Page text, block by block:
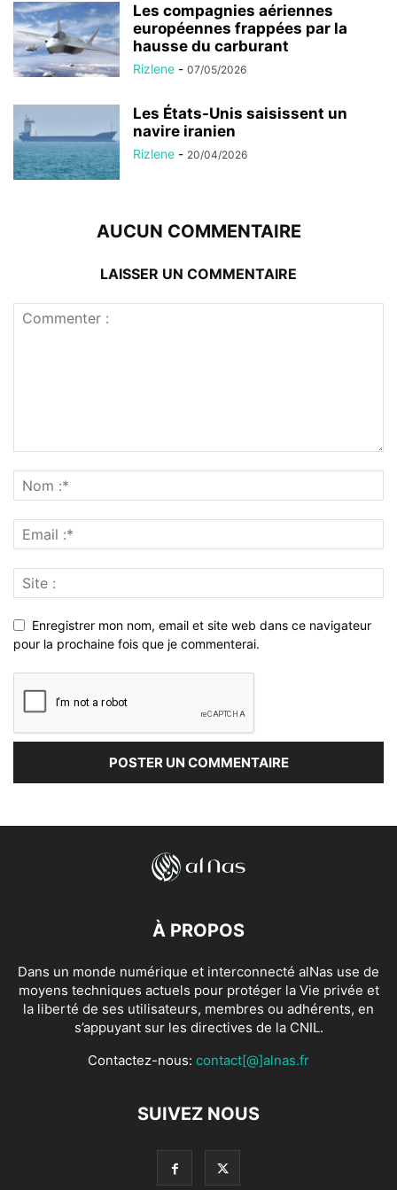
Les compagnies aériennes
européennes frappées par la
hausse du carburant
Rizlene - 07/05/2026
Les États-Unis saisissent un
navire iranien
Rizlene - 20/04/2026
AUCUN COMMENTAIRE
LAISSER UN COMMENTAIRE
Enregistrer mon nom, email et site web dans ce navigateur
pour la prochaine fois que je commenterai.
À PROPOS
Dans un monde numérique et interconnecté alNas use de
moyens techniques actuels pour protéger la Vie privée et
la liberté de ses utilisateurs, membres ou adhérents, en
s’appuyant sur les directives de la CNIL.
Contactez-nous: contact[@]alnas.fr
SUIVEZ NOUS